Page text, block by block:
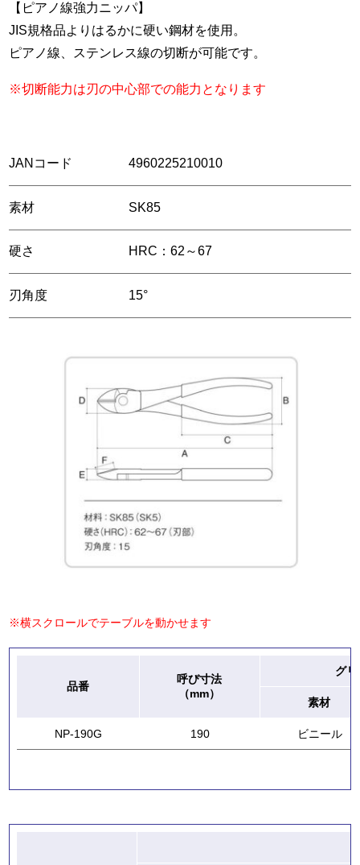
【ピアノ線強力ニッパ】
JIS規格品よりはるかに硬い鋼材を使用。
ピアノ線、ステンレス線の切断が可能です。
※切断能力は刃の中心部での能力となります
JANコード 4960225210010
素材 SK85
硬さ HRC：62～67
刃角度 15°
※横スクロールでテーブルを動かせます
品番
呼び寸法
（mm）
グ
素材
NP-190G 190 ビニール